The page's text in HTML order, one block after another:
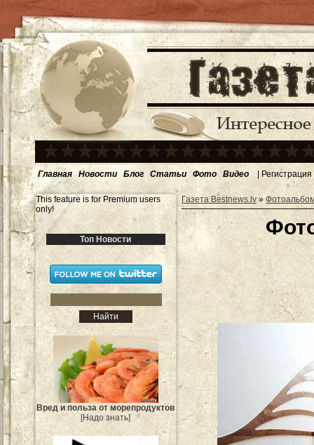
Главная Новости Блог Статьи Фото Видео | Регистрация
This feature is for Premium users
only!
Топ Новости
Вред и польза от морепродуктов
[Надо знать]
Газета Bestnews.lv»